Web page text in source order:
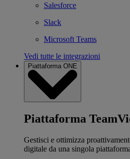
Salesforce
Slack
Microsoft Teams
Vedi tutte le integrazioni
Piattaforma ONE
Piattaforma
Gestisci e ottimizza
digitale da una singola